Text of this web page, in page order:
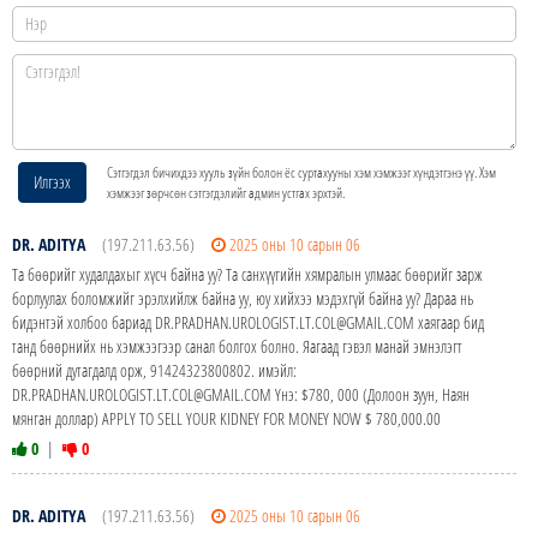
Илгээх
Сэтгэгдэл бичихдээ хууль зүйн болон ёс суртахууны хэм хэмжээг хүндэтгэнэ үү. Хэм
хэмжээг зөрчсөн сэтгэгдэлийг админ устгах эрхтэй.
DR. ADITYA (197.211.63.56)
2025 оны 10 сарын 06
Та бөөрийг худалдахыг хүсч байна уу? Та санхүүгийн хямралын улмаас бөөрийг зарж
борлуулах боломжийг эрэлхийлж байна уу, юу хийхээ мэдэхгүй байна уу? Дараа нь
бидэнтэй холбоо бариад DR.PRADHAN.UROLOGIST.LT.COL@GMAIL.COM хаягаар бид
танд бөөрнийх нь хэмжээгээр санал болгох болно. Яагаад гэвэл манай эмнэлэгт
бөөрний дутагдалд орж, 91424323800802. имэйл:
DR.PRADHAN.UROLOGIST.LT.COL@GMAIL.COM Yнэ: $780, 000 (Долоон зуун, Наян
мянган доллар) APPLY TO SELL YOUR KIDNEY FOR MONEY NOW $ 780,000.00
0 | 0
DR. ADITYA (197.211.63.56)
2025 оны 10 сарын 06